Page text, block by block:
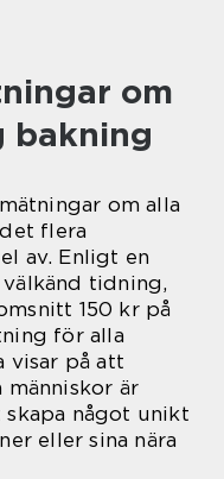
om
bakning
om alla
flera
av. Enligt en
tidning,
150 kr på
för alla
visar på att
är
något unikt
eller sina nära